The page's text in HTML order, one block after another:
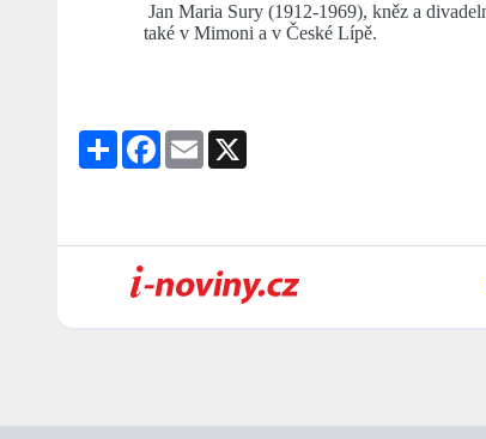
Jan Maria Sury (1912-1969), kněz a
také v Mimoni a v České Lípě.
Share Facebook
Email